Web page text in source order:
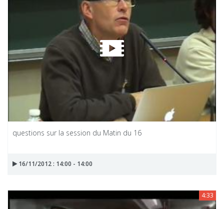
questions sur la session du Matin du 16
16/11/2012 : 14:00 - 14:00
4:33